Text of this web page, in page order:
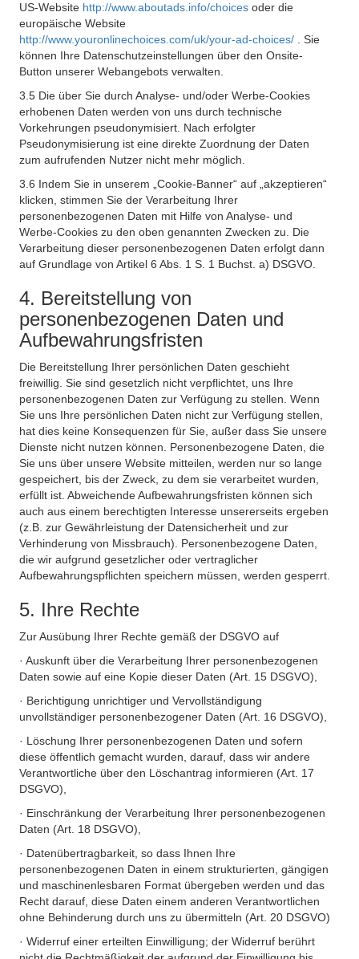
US-Website http://www.aboutads.info/choices oder die
europäische Website
http://www.youronlinechoices.com/uk/your-ad-choices/
. Sie
können Ihre Datenschutzeinstellungen über den Onsite-
Button unserer Webangebots verwalten.
3.5 Die über Sie durch Analyse- und/oder Werbe-Cookies
erhobenen Daten werden von uns durch technische
Vorkehrungen pseudonymisiert. Nach erfolgter
Pseudonymisierung ist eine direkte Zuordnung der Daten
zum aufrufenden Nutzer nicht mehr möglich.
3.6 Indem Sie in unserem „Cookie-Banner“ auf „akzeptieren“
klicken, stimmen Sie der Verarbeitung Ihrer
personenbezogenen Daten mit Hilfe von Analyse- und
Werbe-Cookies zu den oben genannten Zwecken zu. Die
Verarbeitung dieser personenbezogenen Daten erfolgt dann
auf Grundlage von Artikel 6 Abs. 1 S. 1 Buchst. a) DSGVO.
4. Bereitstellung von
personenbezogenen Daten und
Aufbewahrungsfristen
Die Bereitstellung Ihrer persönlichen Daten geschieht
freiwillig. Sie sind gesetzlich nicht verpflichtet, uns Ihre
personenbezogenen Daten zur Verfügung zu stellen. Wenn
Sie uns Ihre persönlichen Daten nicht zur Verfügung stellen,
hat dies keine Konsequenzen für Sie, außer dass Sie unsere
Dienste nicht nutzen können. Personenbezogene Daten, die
Sie uns über unsere Website mitteilen, werden nur so lange
gespeichert, bis der Zweck, zu dem sie verarbeitet wurden,
erfüllt ist. Abweichende Aufbewahrungsfristen können sich
auch aus einem berechtigten Interesse unsererseits ergeben
(z.B. zur Gewährleistung der Datensicherheit und zur
Verhinderung von Missbrauch). Personenbezogene Daten,
die wir aufgrund gesetzlicher oder vertraglicher
Aufbewahrungspflichten speichern müssen, werden gesperrt.
5. Ihre Rechte
Zur Ausübung Ihrer Rechte gemäß der DSGVO auf
· Auskunft über die Verarbeitung Ihrer personenbezogenen
Daten sowie auf eine Kopie dieser Daten (Art. 15 DSGVO),
· Berichtigung unrichtiger und Vervollständigung
unvollständiger personenbezogener Daten (Art. 16 DSGVO),
· Löschung Ihrer personenbezogenen Daten und sofern
diese öffentlich gemacht wurden, darauf, dass wir andere
Verantwortliche über den Löschantrag informieren (Art. 17
DSGVO),
· Einschränkung der Verarbeitung Ihrer personenbezogenen
Daten (Art. 18 DSGVO),
· Datenübertragbarkeit, so dass Ihnen Ihre
personenbezogenen Daten in einem strukturierten, gängigen
und maschinenlesbaren Format übergeben werden und das
Recht darauf, diese Daten einem anderen Verantwortlichen
ohne Behinderung durch uns zu übermitteln (Art. 20 DSGVO)
· Widerruf einer erteilten Einwilligung; der Widerruf berührt